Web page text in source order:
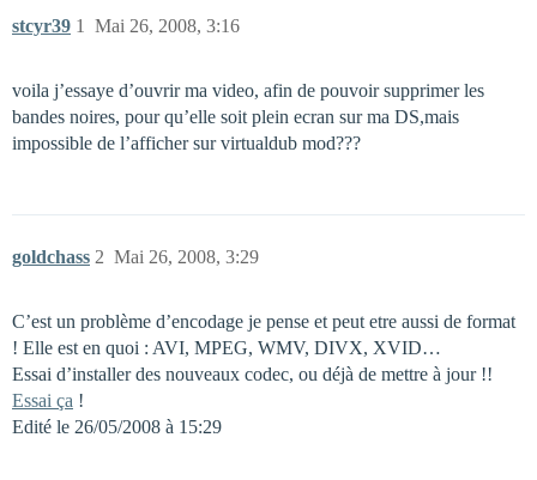
stcyr39 Mai 26, 2008, 3:16
1
voila j’essaye d’ouvrir ma video, afin de pouvoir supprimer les
bandes noires, pour qu’elle soit plein ecran sur ma DS,mais
impossible de l’afficher sur virtualdub mod???
goldchass Mai 26, 2008, 3:29
2
C’est un problème d’encodage je pense et peut etre aussi de format
! Elle est en quoi : AVI, MPEG, WMV, DIVX, XVID…
Essai d’installer des nouveaux codec, ou déjà de mettre à jour !!
Essai ça !
Edité le 26/05/2008 à 15:29